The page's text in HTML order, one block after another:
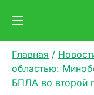
Главная /
областью:
БПЛА во второй